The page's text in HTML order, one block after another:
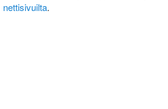
nettisivuilta.